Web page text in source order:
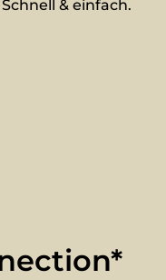
& einfach.